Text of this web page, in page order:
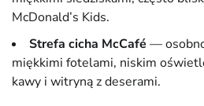
McDonald’s Kids.
Strefa cicha McCafé —
miękkimi fotelami, niskim
kawy i witryną z deserami.